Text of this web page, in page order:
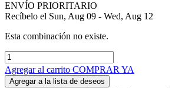
ENVÍO PRIORITARIO
Recíbelo el Sun, Aug 09 - Wed, Aug 12
Esta combinación no existe.
Agregar al carrito COMPRAR YA
Agregar a la lista de deseos